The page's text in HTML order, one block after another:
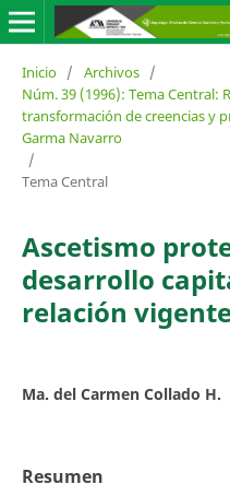
Inicio / Archivos /
Núm. 39 (1996): Tema Central:
transformación de creencias y
Garma Navarro
/
Tema Central
Ascetismo
desarrollo
relación
Ma. del Carmen Collado H.
Resumen